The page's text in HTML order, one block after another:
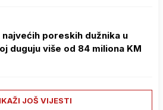
najvećih poreskih dužnika u
duguju više od 84 miliona KM
JOŠ VIJESTI